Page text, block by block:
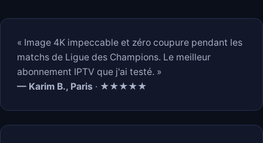
« Image 4K impeccable et zéro coupure pendant les
matchs de Ligue des Champions. Le meilleur
abonnement IPTV que j'ai testé. »
— Karim B., Paris · ★★★★★